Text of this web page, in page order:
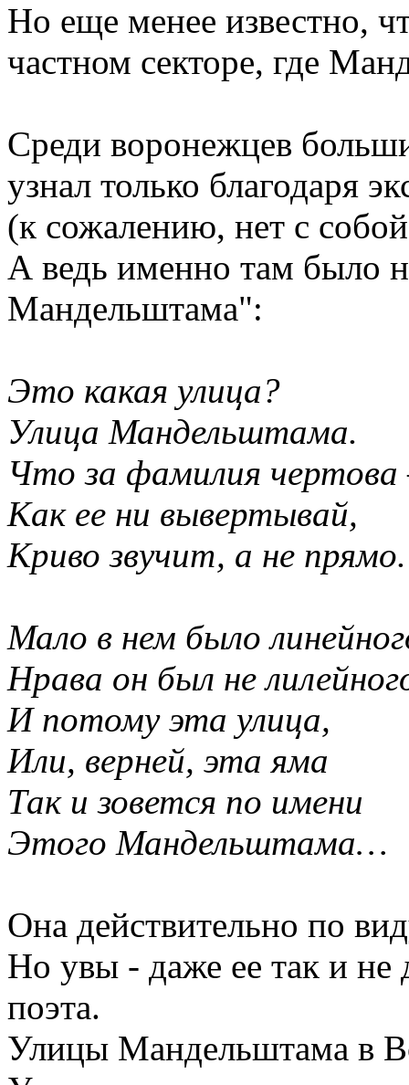
Но еще менее известно,
частном секторе, где
Среди воронежцев
узнал только благодаря
(к сожалению, нет с
А ведь именно там было
Мандельштама":
Это какая улица?
Улица Мандельштама.
Что за фамилия
Как ее ни вывертывай,
Криво звучит, а не прямо.
Мало в нем было
Нрава он был не
И потому эта улица,
Или, верней, эта яма
Так и зовется по имени
Этого Мандельштама…
Она действительно по
Но увы - даже ее так и не
поэта.
Улицы Мандельштама в